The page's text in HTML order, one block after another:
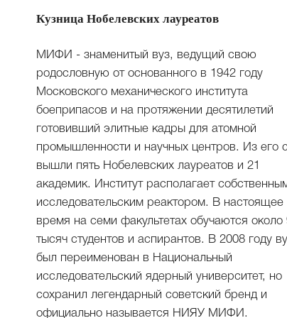
Кузница Нобелевских лауреатов
МИФИ - знаменитый вуз, ведущий свою
родословную от основанного в 1942 году
Московского механического института
боеприпасов и на протяжении десятилетий
готовивший элитные кадры для атомной
промышленности и научных центров. Из его
вышли пять Нобелевских лауреатов и 21
академик. Институт располагает
исследовательским реактором. В настоящее
время на семи факультетах обучаются около
тысяч студентов и аспирантов. В 2008 году
был переименован в Национальный
исследовательский ядерный университет, но
сохранил легендарный советский бренд и
официально называется НИЯУ МИФИ.